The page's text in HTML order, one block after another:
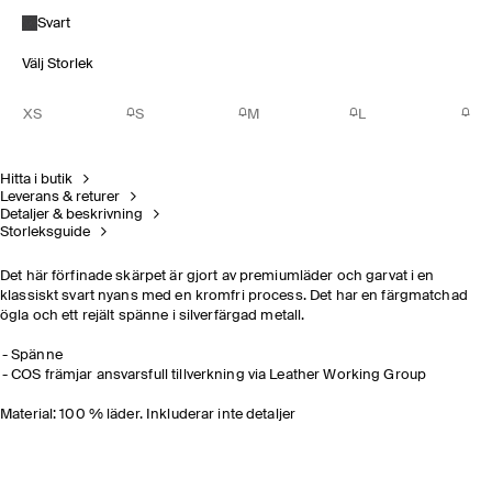
Svart
Välj Storlek
XS S M L
Hitta i butik
Leverans & returer
Detaljer & beskrivning
Storleksguide
Det här förfinade skärpet är gjort av premiumläder och garvat i en
klassiskt svart nyans med en kromfri process. Det har en färgmatchad
ögla och ett rejält spänne i silverfärgad metall.
Spänne
COS främjar ansvarsfull tillverkning via Leather Working Group
Material: 100 % läder. Inkluderar inte detaljer